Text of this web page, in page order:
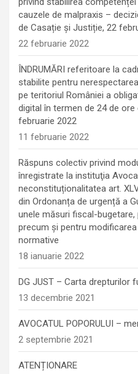
cauzele de malpraxis –
de Casație și Justiție, 22
22 februarie 2022
ÎNDRUMĂRI referitoare la
stabilite pentru
pe teritoriul României a
digital în termen de 24 de
februarie 2022
11 februarie 2022
Răspuns colectiv privind
înregistrate la instituţia
neconstituționalitatea art.
din Ordonanța de urgență a
unele măsuri fiscal-
precum şi pentru
normative
18 ianuarie 2022
DG JUST – Carta drepturilor
13 decembrie 2021
AVOCATUL POPORULUI –
2 septembrie 2021
ATENȚIONARE